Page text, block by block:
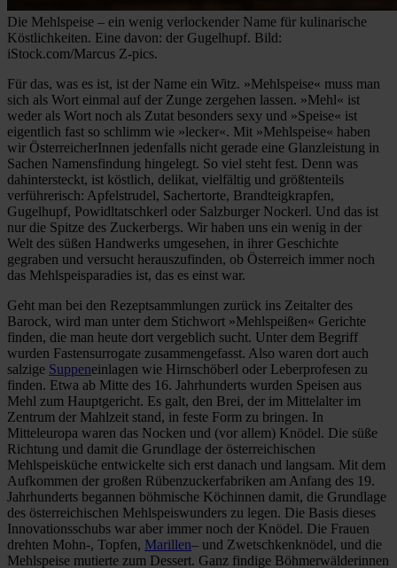
Die Mehlspeise – ein wenig verlockender Name für kulinarische
Köstlichkeiten. Eine davon: der Gugelhupf. Bild:
iStock.com/Marcus Z-pics.
Für das, was es ist, ist der Name ein Witz. »Mehlspeise« muss man
sich als Wort einmal auf der Zunge zergehen lassen. »Mehl« ist
weder als Wort noch als Zutat besonders sexy und »Speise« ist
eigentlich fast so schlimm wie »lecker«. Mit »Mehlspeise« haben
wir ÖsterreicherInnen jedenfalls nicht gerade eine Glanzleistung in
Sachen Namensfindung hingelegt. So viel steht fest. Denn was
dahintersteckt, ist köstlich, delikat, vielfältig und größtenteils
verführerisch: Apfelstrudel, Sachertorte, Brandteigkrapfen,
Gugelhupf, Powidltatschkerl oder Salzburger Nockerl. Und das ist
nur die Spitze des Zuckerbergs. Wir haben uns ein wenig in der
Welt des süßen Handwerks umgesehen, in ihrer Geschichte
gegraben und versucht herauszufinden, ob Österreich immer noch
das Mehlspeisparadies ist, das es einst war.
Geht man bei den Rezeptsammlungen zurück ins Zeitalter des
Barock, wird man unter dem Stichwort »Mehlspeißen« Gerichte
finden, die man heute dort vergeblich sucht. Unter dem Begriff
wurden Fastensurrogate zusammengefasst. Also waren dort auch
salzige Suppeneinlagen wie Hirnschöberl oder Leberprofesen zu
finden. Etwa ab Mitte des 16. Jahrhunderts wurden Speisen aus
Mehl zum Hauptgericht. Es galt, den Brei, der im Mittelalter im
Zentrum der Mahlzeit stand, in feste Form zu bringen. In
Mitteleuropa waren das Nocken und (vor allem) Knödel. Die süße
Richtung und damit die Grundlage der österreichischen
Mehlspeisküche entwickelte sich erst danach und langsam. Mit dem
Aufkommen der großen Rübenzuckerfabriken am Anfang des 19.
Jahrhunderts begannen böhmische Köchinnen damit, die Grundlage
des österreichischen Mehlspeiswunders zu legen. Die Basis dieses
Innovationsschubs war aber immer noch der Knödel. Die Frauen
drehten Mohn-, Topfen, Marillen– und Zwetschkenknödel, und die
Mehlspeise mutierte zum Dessert. Ganz findige Böhmerwälderinnen